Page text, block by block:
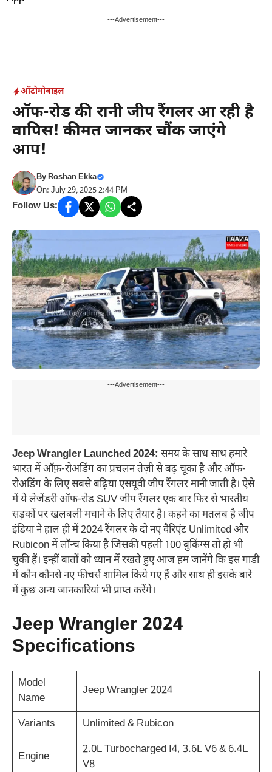
Skip
---Advertisement---
ऑटोमोबाइल
ऑफ-रोड की रानी जीप रैंगलर आ रही है
वापिस! कीमत जानकर चौंक जाएंगे
आप!
ByRoshan Ekka
On: July 29, 2025 2:44 PM
Follow Us:
---Advertisement---
Jeep Wrangler Launched 2024: समय के साथ साथ हमारे
भारत में ऑफ़-रोअडिंग का प्रचलन तेज़ी से बढ़ चूका है और ऑफ-
रोअडिंग के लिए सबसे बढ़िया एसयूवी जीप रैंगलर मानी जाती है। ऐसे
में ये लेजेंडरी ऑफ-रोड SUV जीप रैंगलर एक बार फिर से भारतीय
सड़कों पर खलबली मचाने के लिए तैयार है। कहने का मतलब है जीप
इंडिया ने हाल ही में 2024 रैंगलर के दो नए वैरिएंट Unlimited और
Rubicon में लॉन्च किया है जिसकी पहली 100 बुकिंग्स तो हो भी
चुकी हैं। इन्हीं बातों को ध्यान में रखते हुए आज हम जानेंगे कि इस गाडी
में कौन कौनसे नए फीचर्स शामिल किये गए हैं और साथ ही इसके बारे
में कुछ अन्य जानकारियां भी प्राप्त करेंगे।
Jeep Wrangler 2024
Specifications
Model
Name
Jeep Wrangler 2024
Variants Unlimited & Rubicon
Engine
2.0L Turbocharged I4, 3.6L V6 & 6.4L
V8